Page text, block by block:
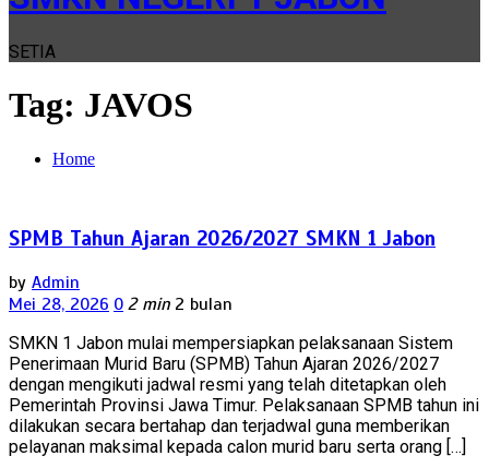
SETIA
Tag: JAVOS
Home
SPMB Tahun Ajaran 2026/2027 SMKN 1 Jabon
by Admin
Mei 28, 2026 0 2 min 2 bulan
SMKN 1 Jabon mulai mempersiapkan pelaksanaan Sistem
Penerimaan Murid Baru (SPMB) Tahun Ajaran 2026/2027
dengan mengikuti jadwal resmi yang telah ditetapkan oleh
Pemerintah Provinsi Jawa Timur. Pelaksanaan SPMB tahun ini
dilakukan secara bertahap dan terjadwal guna memberikan
pelayanan maksimal kepada calon murid baru serta orang […]